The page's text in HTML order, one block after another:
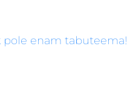
pole enam tabuteema!